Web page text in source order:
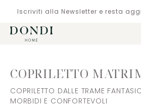
Iscriviti alla Newsletter e resta
COPRILETTO
COPRILETTO DALLE TRAME
MORBIDI E CONFORTEVOLI